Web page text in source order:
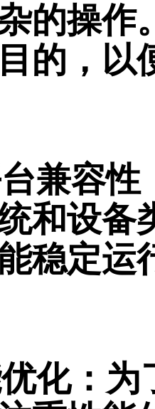
的操作
的，以
兼容性
和设备
稳定运
化：为